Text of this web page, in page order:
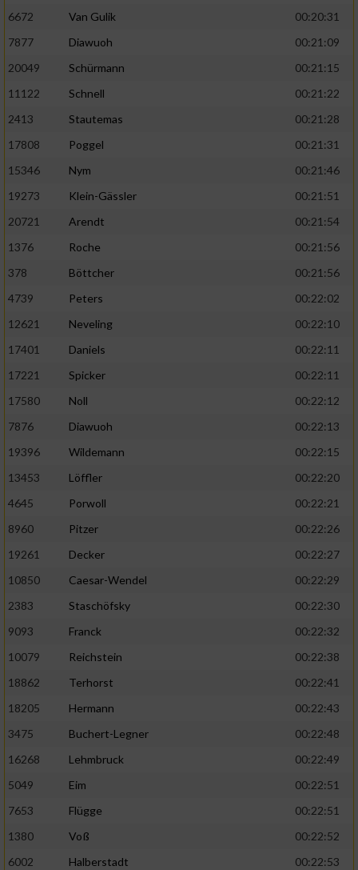
6672
Van Gulik
00:20:31
7877
Diawuoh
00:21:09
20049
Schürmann
00:21:15
11122
Schnell
00:21:22
2413
Stautemas
00:21:28
17808
Poggel
00:21:31
15346
Nym
00:21:46
19273
Klein-Gässler
00:21:51
20721
Arendt
00:21:54
1376
Roche
00:21:56
378
Böttcher
00:21:56
4739
Peters
00:22:02
12621
Neveling
00:22:10
17401
Daniels
00:22:11
17221
Spicker
00:22:11
17580
Noll
00:22:12
7876
Diawuoh
00:22:13
19396
Wildemann
00:22:15
13453
Löffler
00:22:20
4645
Porwoll
00:22:21
8960
Pitzer
00:22:26
19261
Decker
00:22:27
10850
Caesar-Wendel
00:22:29
2383
Staschöfsky
00:22:30
9093
Franck
00:22:32
10079
Reichstein
00:22:38
18862
Terhorst
00:22:41
18205
Hermann
00:22:43
3475
Buchert-Legner
00:22:48
16268
Lehmbruck
00:22:49
5049
Eim
00:22:51
7653
Flügge
00:22:51
1380
Voß
00:22:52
6002
Halberstadt
00:22:53